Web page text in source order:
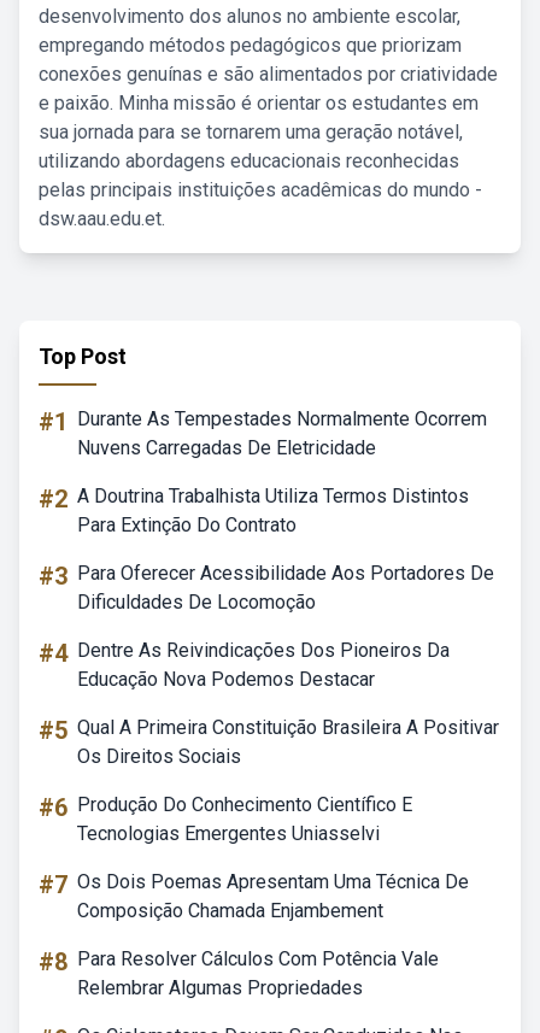
desenvolvimento dos alunos no ambiente escolar,
empregando métodos pedagógicos que priorizam
conexões genuínas e são alimentados por criatividade
e paixão. Minha missão é orientar os estudantes em
sua jornada para se tornarem uma geração notável,
utilizando abordagens educacionais reconhecidas
pelas principais instituições acadêmicas do mundo -
dsw.aau.edu.et.
Top Post
#1
Durante As Tempestades Normalmente Ocorrem
Nuvens Carregadas De Eletricidade
#2 A Doutrina Trabalhista Utiliza Termos Distintos
Para Extinção Do Contrato
#3 Para Oferecer Acessibilidade Aos Portadores De
Dificuldades De Locomoção
#4 Dentre As Reivindicações Dos Pioneiros Da
Educação Nova Podemos Destacar
#5 Qual A Primeira Constituição Brasileira A Positivar
Os Direitos Sociais
#6 Produção Do Conhecimento Científico E
Tecnologias Emergentes Uniasselvi
#7 Os Dois Poemas Apresentam Uma Técnica De
Composição Chamada Enjambement
#8 Para Resolver Cálculos Com Potência Vale
Relembrar Algumas Propriedades